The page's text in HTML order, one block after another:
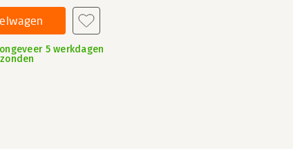
5 werkdagen